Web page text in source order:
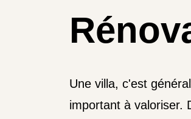
Une villa, c'est
important à valoriser.